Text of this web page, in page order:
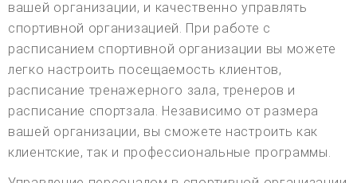
вашей организации, и качественно управлять
спортивной организацией. При работе с
расписанием спортивной организации вы можете
легко настроить посещаемость клиентов,
расписание тренажерного зала, тренеров и
расписание спортзала. Независимо от размера
вашей организации, вы сможете настроить как
клиентские, так и профессиональные программы.